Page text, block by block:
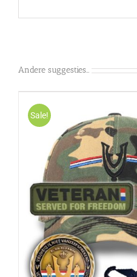
Andere suggesties…
Sale!